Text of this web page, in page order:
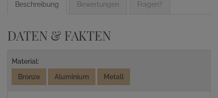
Beschreibung Bewertungen Fragen?
DATEN & FAKTEN
Material:
Bronze
Aluminium Metall